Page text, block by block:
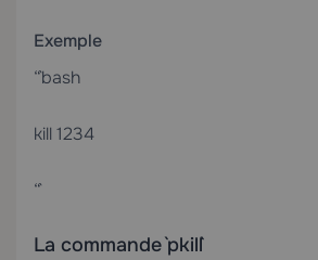
Exemple
“`bash
kill 1234
“`
La commande `pkill`